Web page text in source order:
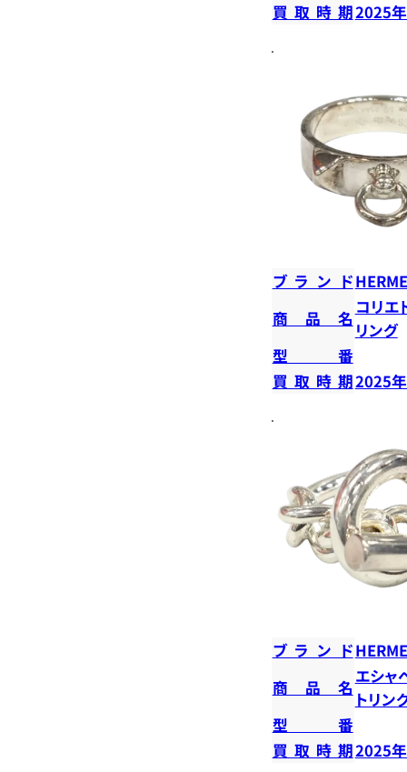
買取時期2025
ブランド
商品名
コリエ
リング
型番
買取時期2025
ブランド
商品名
エシャ
トリン
型番
買取時期2025